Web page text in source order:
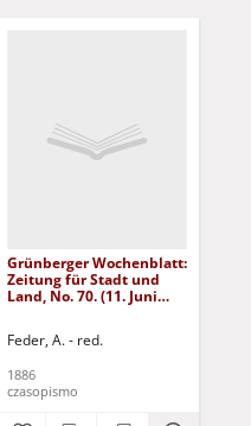
Grünberger Wochenblatt:
Zeitung für Stadt und
Land, No. 70. (11. Juni
Feder, A. - red.
1886
czasopismo